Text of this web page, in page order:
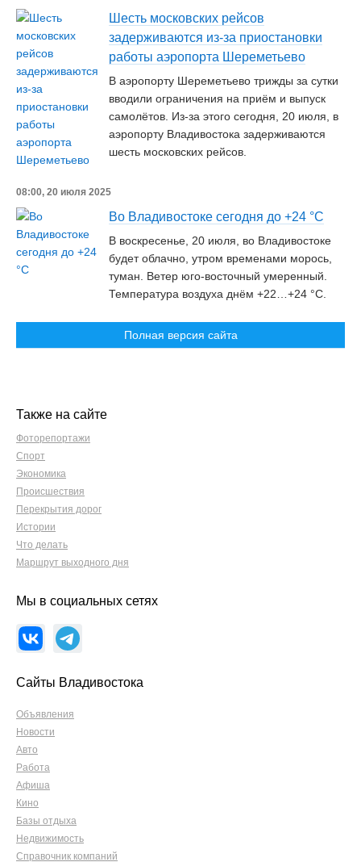
Шесть московских рейсов
задерживаются из-за приостановки
работы аэропорта Шереметьево
В аэропорту Шереметьево трижды за сутки
вводили ограничения на приём и выпуск
самолётов. Из-за этого сегодня, 20 июля, в
аэропорту Владивостока задерживаются
шесть московских рейсов.
08:00, 20 июля 2025
Во Владивостоке сегодня до +24 °C
В воскресенье, 20 июля, во Владивостоке
будет облачно, утром временами морось,
туман. Ветер юго-восточный умеренный.
Температура воздуха днём +22…+24 °C.
Полная версия сайта
Также на сайте
Фоторепортажи
Спорт
Экономика
Происшествия
Перекрытия дорог
Истории
Что делать
Маршрут выходного дня
Мы в социальных сетях
Сайты Владивостока
Объявления
Новости
Авто
Работа
Афиша
Кино
Базы отдыха
Недвижимость
Справочник компаний